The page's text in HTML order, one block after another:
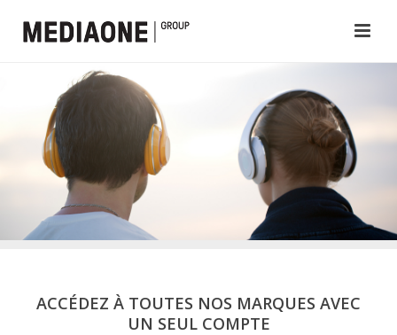
ACCÉDEZ À TOUTES NOS MARQUES AVEC
UN SEUL COMPTE